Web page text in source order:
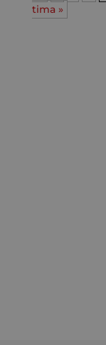
tima »